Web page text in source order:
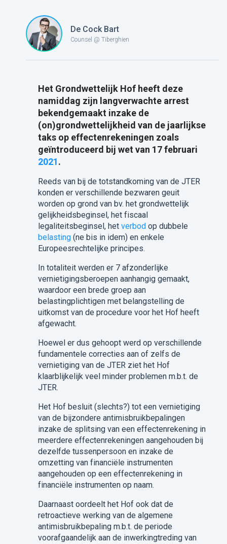
De Cock Bart
Counsel @ Tiberghien
Het Grondwettelijk Hof heeft deze
namiddag zijn langverwachte arrest
bekendgemaakt inzake de
(on)grondwettelijkheid van de jaarlijkse
taks op effectenrekeningen zoals
geïntroduceerd bij wet van 17 februari
2021.
Reeds van bij de totstandkoming van de JTER
konden er verschillende bezwaren geuit
worden op grond van bv. het grondwettelijk
gelijkheidsbeginsel, het fiscaal
legaliteitsbeginsel, het verbodop dubbele
belasting(ne bis in idem) en enkele
Europeesrechtelijke principes.
In totaliteit werden er 7 afzonderlijke
vernietigingsberoepen aanhangig gemaakt,
waardoor een brede groep aan
belastingplichtigen met belangstelling de
uitkomst van de procedure voor het Hof heeft
afgewacht.
Hoewel er dus gehoopt werd op verschillende
fundamentele correcties aan of zelfs de
vernietiging van de JTER ziet het Hof
klaarblijkelijk veel minder problemen m.b.t. de
JTER.
Het Hof besluit (slechts?) tot een vernietiging
van de bijzondere antimisbruikbepalingen
inzake de splitsing van een effectenrekening in
meerdere effectenrekeningen aangehouden bij
dezelfde tussenpersoon en inzake de
omzetting van financiële instrumenten
aangehouden op een effectenrekening in
financiële instrumenten op naam.
Daarnaast oordeelt het Hof ook dat de
retroactieve werking van de algemene
antimisbruikbepaling m.b.t. de periode
voorafgaandelijk aan de inwerkingtreding van